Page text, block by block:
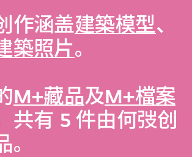
作涵盖建築模型、
築照片。
M+藏品及M+檔案
共有 5 件由何弢创